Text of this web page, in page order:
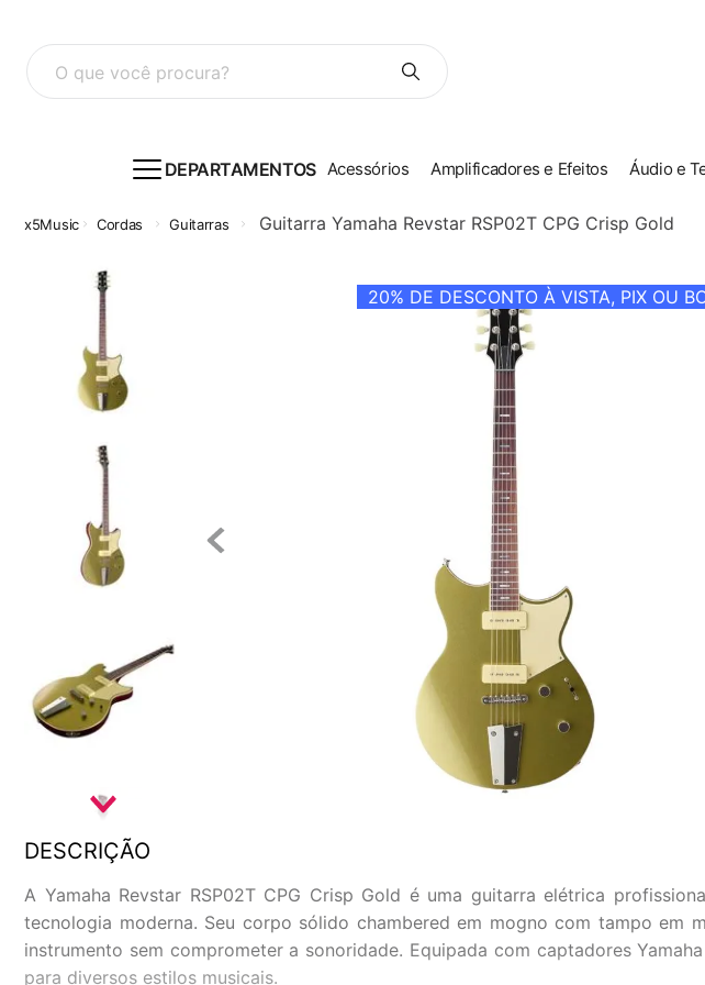
O que você procura?
DEPARTAMENTOS Acessórios Amplificadores e Efeitos Áudio e
Cordas Guitarras Guitarra Yamaha Revstar RSP02T CPG Crisp Gold
20% DE DESCONTO À VISTA, PIX OU
DESCRIÇÃO
A Yamaha Revstar RSP02T CPG Crisp Gold é uma guitarra elétrica
tecnologia moderna. Seu corpo sólido chambered em mogno com tampo em
instrumento sem comprometer a sonoridade. Equipada com captadores
para diversos estilos musicais.